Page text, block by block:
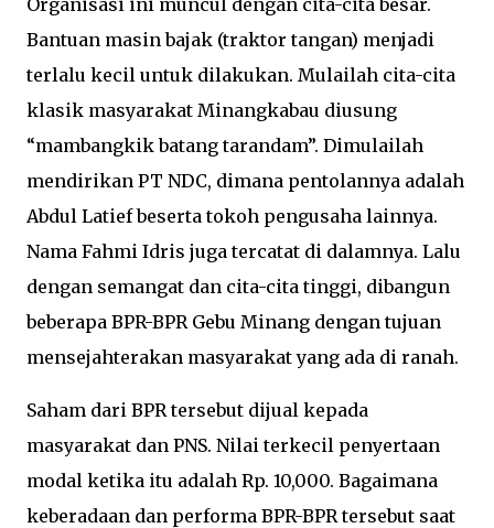
Organisasi ini muncul dengan cita-cita besar.
Bantuan masin bajak (traktor tangan) menjadi
terlalu kecil untuk dilakukan. Mulailah cita-cita
klasik masyarakat Minangkabau diusung
“mambangkik batang tarandam”. Dimulailah
mendirikan PT NDC, dimana pentolannya adalah
Abdul Latief beserta tokoh pengusaha lainnya.
Nama Fahmi Idris juga tercatat di dalamnya. Lalu
dengan semangat dan cita-cita tinggi, dibangun
beberapa BPR-BPR Gebu Minang dengan tujuan
mensejahterakan masyarakat yang ada di ranah.
Saham dari BPR tersebut dijual kepada
masyarakat dan PNS. Nilai terkecil penyertaan
modal ketika itu adalah Rp. 10,000. Bagaimana
keberadaan dan performa BPR-BPR tersebut saat